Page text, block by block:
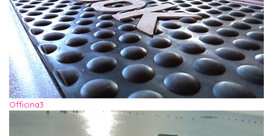
Officina3